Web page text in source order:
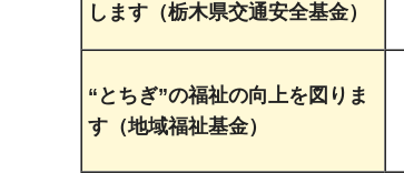
します（栃木県交通安全基金）
“とちぎ”の福祉の向上を図りま
す（地域福祉基金）